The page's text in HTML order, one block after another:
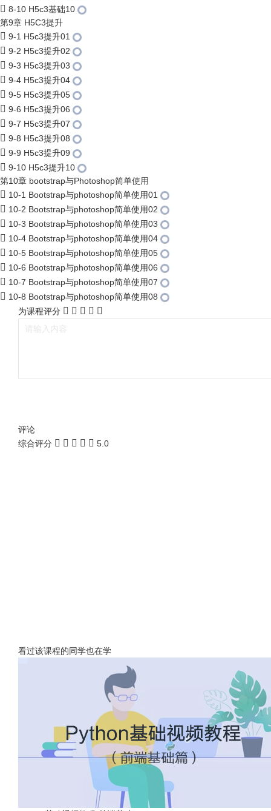
8-10 H5c3基础10
第9章 H5C3提升
9-1 H5c3提升01
9-2 H5c3提升02
9-3 H5c3提升03
9-4 H5c3提升04
9-5 H5c3提升05
9-6 H5c3提升06
9-7 H5c3提升07
9-8 H5c3提升08
9-9 H5c3提升09
9-10 H5c3提升10
第10章 bootstrap与Photoshop简单使用
10-1 Bootstrap与photoshop简单使用01
10-2 Bootstrap与photoshop简单使用02
10-3 Bootstrap与photoshop简单使用03
10-4 Bootstrap与photoshop简单使用04
10-5 Bootstrap与photoshop简单使用05
10-6 Bootstrap与photoshop简单使用06
10-7 Bootstrap与photoshop简单使用07
10-8 Bootstrap与photoshop简单使用08
为课程评分
评论
综合评分
5.0
看过该课程的同学也在学